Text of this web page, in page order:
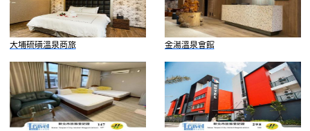
大埔硫磺溫泉商旅 金湯溫泉會館